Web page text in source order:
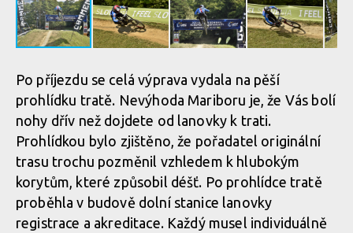
Po příjezdu se celá výprava vydala na pěší
prohlídku tratě. Nevýhoda Mariboru je, že Vás bolí
nohy dřív než dojdete od lanovky k trati.
Prohlídkou bylo zjištěno, že pořadatel originální
trasu trochu pozměnil vzhledem k hlubokým
korytům, které způsobil déšť. Po prohlídce tratě
proběhla v budově dolní stanice lanovky
registrace a akreditace. Každý musel individuálně